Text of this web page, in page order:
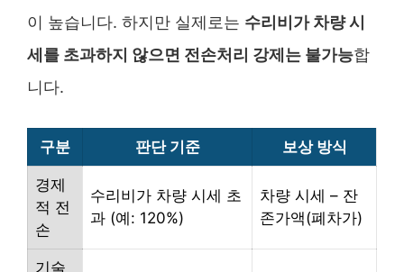
이 높습니다. 하지만 실제로는 수리비가 차량 시
세를 초과하지 않으면 전손처리 강제는 불가능합
니다.
구분 판단 기준 보상 방식
경제
적 전
손
수리비가 차량 시세 초
과 (예: 120%)
차량 시세 – 잔
존가액(폐차가)
기술